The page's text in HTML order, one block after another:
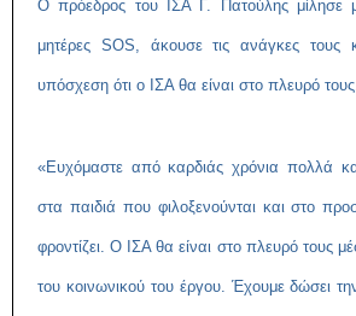
Ο πρόεδρος του ΙΣΑ Γ. Πατούλης μίλησε
μητέρες SOS, άκουσε τις ανάγκες τους
υπόσχεση ότι ο ΙΣΑ θα είναι στο πλευρό
«Ευχόμαστε από καρδιάς χρόνια πολλά
στα παιδιά που φιλοξενούνται και στο
φροντίζει. Ο ΙΣΑ θα είναι στο πλευρό τους
του κοινωνικού του έργου. Έχουμε δώσει